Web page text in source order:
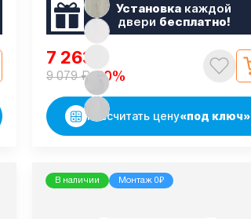
Установка каждой
двери бесплатно!
7 263
9 079₽-20%
Рассчитать цену«под ключ»
В наличии Монтаж 0₽